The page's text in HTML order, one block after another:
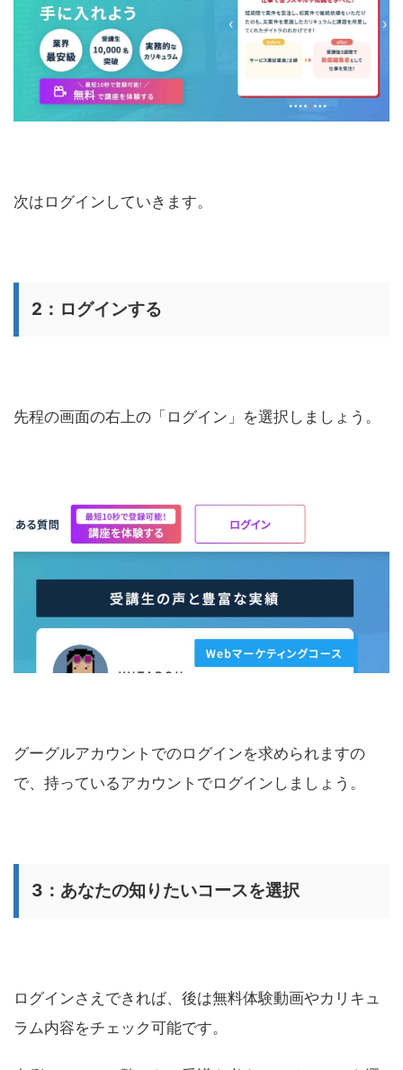
次はログインしていきます。
2：ログインする
先程の画面の右上の「ログイン」を選択しましょう。
グーグルアカウントでのログインを求められますの
で、持っているアカウントでログインしましょう。
3：あなたの知りたいコースを選択
ログインさえできれば、後は無料体験動画やカリキュ
ラム内容をチェック可能です。